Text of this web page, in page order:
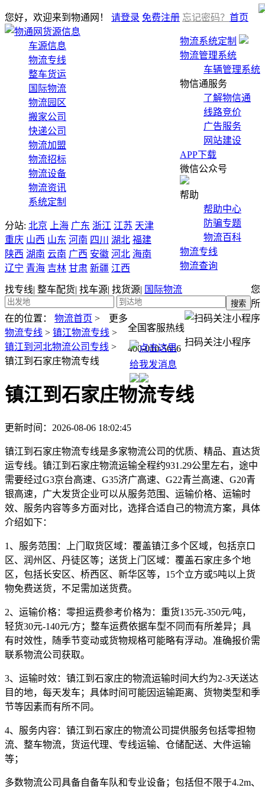
您好，欢迎来到物通网！ 请登录 免费注册 忘记密码？
物流系统定制
物流管理系统
车辆管理系统
物信通服务
了解物信通
线路竞价
广告服务
网站建设
APP下载
微信公众号
帮助
帮助中心
防骗专题
物流百科
物流专线
物流查询
找专线| 整车配货| 找车源| 找货源| 国际物流
全国客服热线
400-010-5656
扫码关注小程序
首页
货源信息
车源信息
物流专线
整车货运
国际物流
物流园区
搬家公司
快递公司
物流加盟
物流招标
物流设备
物流资讯
系统定制
分站: 北京 上海 广东 浙江 江苏 天津
重庆 山西 山东 河南 四川 湖北 福建
陕西 湖南 云南 广西 安徽 河北 海南
辽宁 青海 吉林 甘肃 新疆 江西
更多
您
所
在的位置：
物流首页 >
物流专线 > 镇江物流专线 >
镇江到河北物流公司专线 >
镇江到石家庄物流专线
镇江到石家庄物流专线
更新时间：2026-08-06 18:02:45
镇江到石家庄物流专线是多家物流公司的优质、精品、直达货
运专线。镇江到石家庄物流运输全程约931.29公里左右，途中
需要经过G3京台高速、G35济广高速、G22青兰高速、G20青
银高速，广大发货企业可以从服务范围、运输价格、运输时
效、服务内容等多方面对比，选择合适自己的物流方案，具体
介绍如下：
1、服务范围：
上门取货区域：覆盖镇江多个区域，包括京口
区、润州区、丹徒区等；送货上门区域：覆盖石家庄多个地
区，包括长安区、桥西区、新华区等，15个立方或5吨以上货
物免费送货，不足需加送货费。
2、运输价格： 零担运费参考价格为： 重货135元-350元/吨，
轻货30元-140元/方 ；整车运费依据车型不同而有所差异；具
有时效性，随季节变动或货物规格可能略有浮动。准确报价需
联系物流公司获取。
3、运输时效： 镇江到石家庄的物流运输时间大约为2-3天送达
目的地，每天发车；具体时间可能因运输距离、货物类型和季
节等因素而有所不同。
4、服务内容： 镇江到石家庄的物流公司提供服务包括零担物
流、整车物流，货运代理、专线运输、仓储配送、大件运输
等；
多数物流公司具备自备车队和专业设备；包括但不限于4.2m、